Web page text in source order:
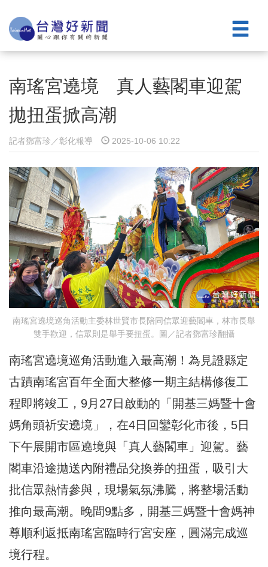
南瑤宮遶境 真人藝閣車迎駕
拋扭蛋掀高潮
記者鄧富珍／彰化報導 2025-10-06 10:22
南瑤宮遶境巡角活動主委林世賢市長陪同信眾迎藝閣車，林市長舉
雙手歡迎，信眾則是舉手要扭蛋。圖／記者鄧富珍翻攝
南瑤宮遶境巡角活動進入最高潮！為見證縣定
古蹟南瑤宮百年全面大整修一期主結構修復工
程即將竣工，9月27日啟動的「開基三媽暨十會
媽角頭祈安遶境」，在4日回鑾彰化市後，5日
下午展開市區遶境與「真人藝閣車」迎駕。藝
閣車沿途拋送內附禮品兌換券的扭蛋，吸引大
批信眾熱情參與，現場氣氛沸騰，將整場活動
推向最高潮。晚間9點多，開基三媽暨十會媽神
尊順利返抵南瑤宮臨時行宮安座，圓滿完成巡
境行程。